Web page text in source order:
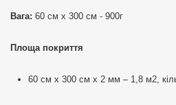
Вага: 60 см х 300 см - 900г
Площа покриття
60 см х 300 см х 2 мм – 1,8 м2,